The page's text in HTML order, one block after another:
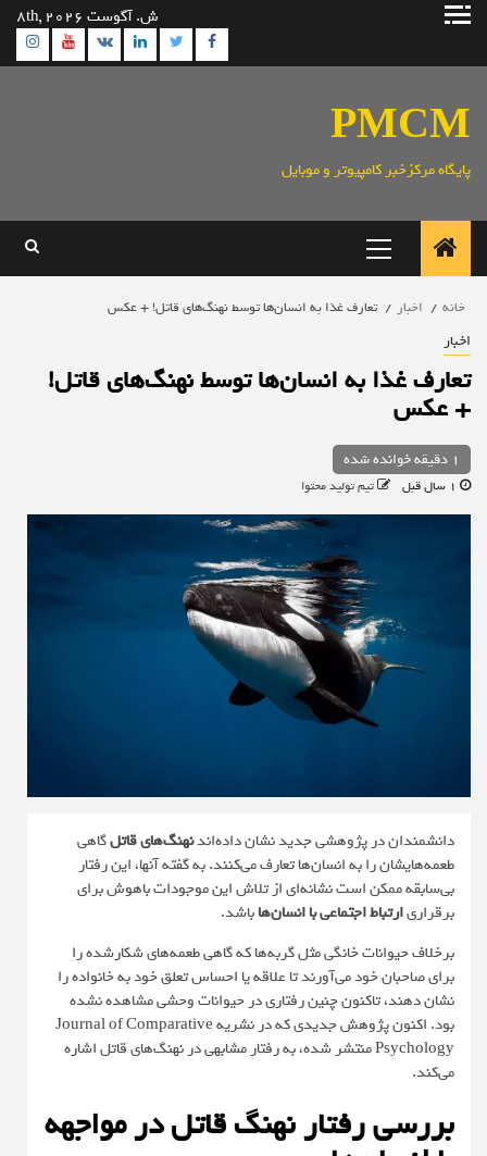
پرش
ش. آگوست 8th, 2026
Facebook
Twitter
Linkedin
VK
PMCM
پایگاه مرکزخبر کامپیوتر و موبایل
اصلی
خانه اخبار تعارف غذا به انسان‌ها توسط نهنگ‌های قاتل! + عکس
اخبار
تعارف غذا به انسان‌ها توسط نهنگ‌های قاتل!
+ عکس
1 دقیقه خوانده شده
تیم تولید محتوا
دانشمندان در پژوهشی جدید نشان داده‌اندنهنگ‌های قاتلگاهی
طعمه‌هایشان را به انسان‌ها تعارف می‌کنند. به گفته آنها، این رفتار
بی‌سابقه ممکن است نشانه‌ای از تلاش این موجودات باهوش برای
برقراریارتباط اجتماعی با انسان‌هاباشد.
برخلاف حیوانات خانگی مثل گربه‌ها که گاهی طعمه‌های شکارشده را
برای صاحبان خود می‌آورند تا علاقه یا احساس تعلق خود به خانواده را
نشان دهند، تاکنون چنین رفتاری در حیوانات وحشی مشاهده نشده
بود. اکنون پژوهش جدیدی که در نشریهJournal of Comparative
Psychologyمنتشر شده، به رفتار مشابهی در نهنگ‌های قاتل اشاره
می‌کند.
بررسی رفتار نهنگ قاتل در مواجهه